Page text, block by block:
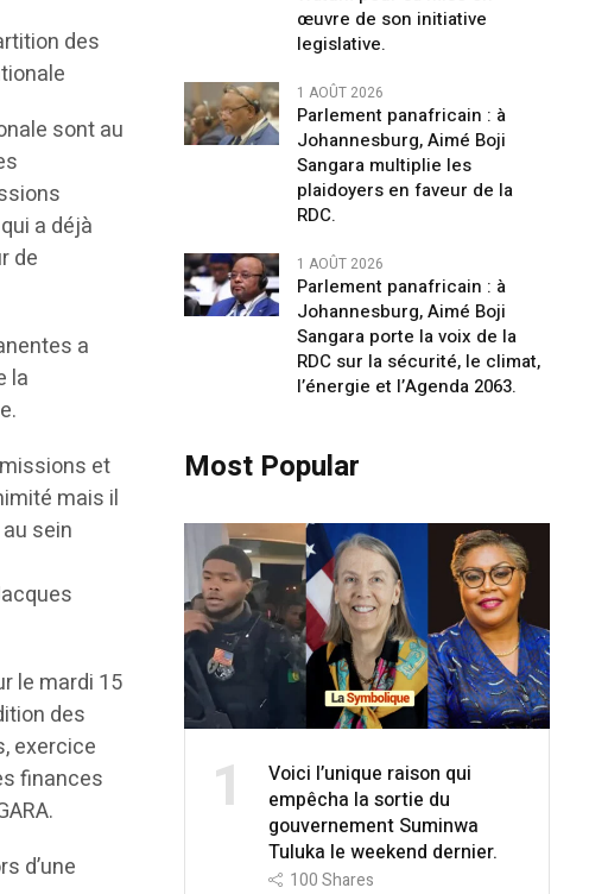
des
sont au
a déjà
de
a
la
et
mais il
sein
le mardi 15
des
exercice
finances
d’une
œuvre de son initiative
legislative.
1 AOÛT 2026
Parlement panafricain : à
Johannesburg, Aimé Boji
Sangara multiplie les
plaidoyers en faveur de la
RDC.
1 AOÛT 2026
Parlement panafricain : à
Johannesburg, Aimé Boji
Sangara porte la voix de la
RDC sur la sécurité, le climat,
l’énergie et l’Agenda 2063.
Most Popular
1
Voici l’unique raison qui
empêcha la sortie du
gouvernement Suminwa
Tuluka le weekend dernier.
100Shares